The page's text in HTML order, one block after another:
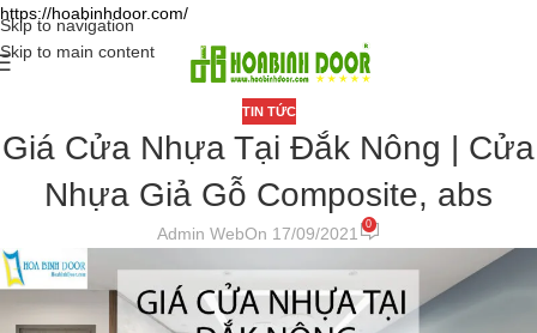
https://hoabinhdoor.com/
Skip to navigation
Skip to main content
TIN TỨC
Giá Cửa Nhựa Tại Đắk Nông | Cửa
Nhựa Giả Gỗ Composite, abs
Admin WebOn 17/09/2021 0